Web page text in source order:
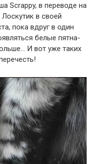
Scrappy, в переводе на
в своей
пока вдруг в один
белые пятна-
И вот уже таких